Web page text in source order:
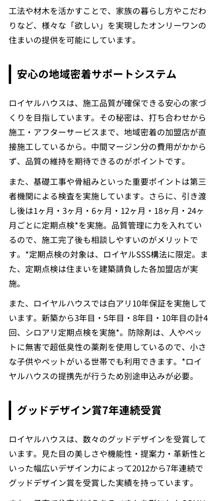
工法や材木を活かすことで、家族の暮らし方やこだわ
りなど、様々な「欲しい」を実現したオンリーワンの
住まいの提供を可能にしています。
安心の地域密着サポートシステム
ロイヤルハウスは、施工品質が確保できる安心の家づ
くりを目指しています。その秘密は、打ち合わせから
施工・アフターサービスまで、地域密着の加盟店が直
接施工しているから。中間マージン分の費用がかから
ず、品質の維持を期待できるのがポイントです。
また、基礎工事や骨組みといった重要ポイントは第三
者機関による検査を実施しています。さらに、引き渡
し後は1ヶ月・3ヶ月・6ヶ月・12ヶ月・18ヶ月・24ヶ
月ごとに定期点検*を実施。品質管理に力を入れてい
るので、施工完了後も相談しやすいのがメリットで
す。*定期点検の対象は、ロイヤルSSS構法に限定。ま
た、定期点検は住まいを建築請負した各加盟店が実
施。
また、ロイヤルハウスでは白アリ10年保証を実施して
います。新築から3年目・5年目・8年目・10年目の計4
回、シロアリ定期点検を実施*。防除剤は、人やペッ
トに無害で超低臭性の薬剤を使用しているので、小さ
な子供やペットがいる世帯でも利用できます。*ロイ
ヤルハウスの提携先が行うため別途申込みが必要。
グッドデザイン賞7年連続受賞
ロイヤルハウスは、数々のグッドデザインを受賞して
います。見た目の美しさや機能性・提案力・革新性と
いった幅広いデザイン力によって2012から7年連続で
グッドデザイン賞を受賞した実績を持っています。